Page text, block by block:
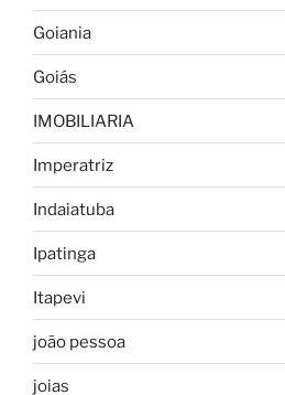
Goiania
Goiás
IMOBILIARIA
Imperatriz
Indaiatuba
Ipatinga
Itapevi
joão pessoa
joias